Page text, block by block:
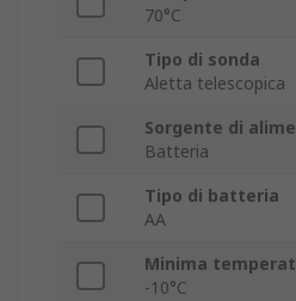
70°C
Tipo di sonda
Aletta telescopica
Sorgente di
Batteria
Tipo di batteria
AA
Minima
-10°C